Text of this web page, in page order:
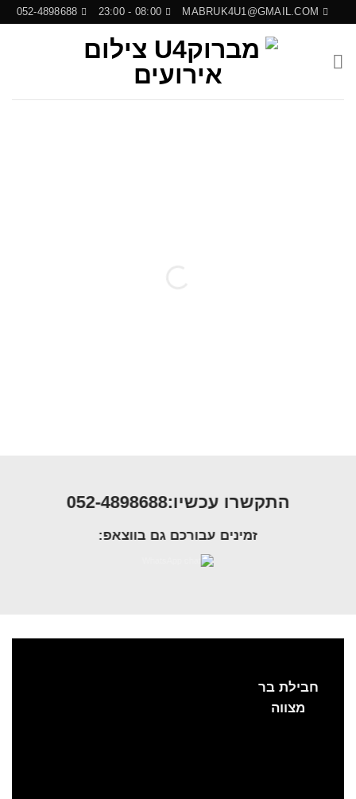
MABRUK4U1@GMAIL.COM
08:00 - 23:00
052-4898688
התקשרו עכשיו:052-4898688
זמינים עבורכם גם בווצאפ:
חבילת בר
מצווה